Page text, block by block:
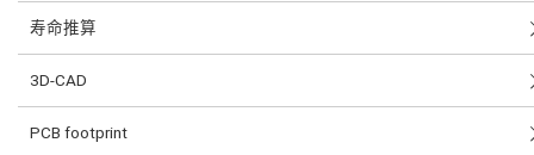
寿命推算
3D-CAD
PCB footprint